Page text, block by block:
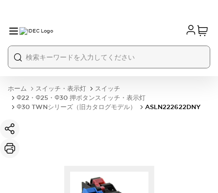
ホーム スイッチ・表示灯
スイッチ
Φ22・Φ25・Φ30 押ボタンスイッチ・表示灯
Φ30 TWNシリーズ（旧カタログモデル）
ASLN222622DNY